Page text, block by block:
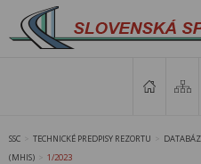
SSC TECHNICKÉ PREDPISY REZORTU
(MHIS)
1/2023